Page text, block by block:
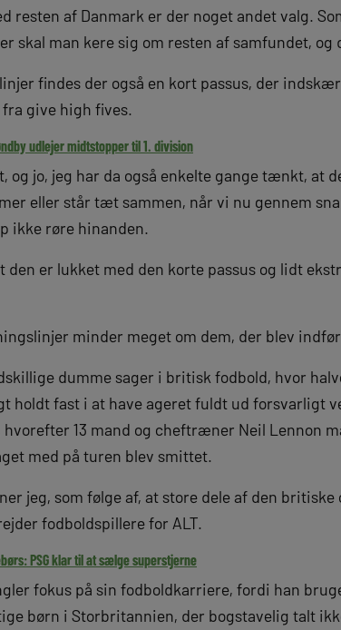
resten af Danmark er der noget andet valg.
skal man kere sig om resten af samfundet, og
findes der også en kort passus, der
give high fives.
udlejer midtstopper til 1. division
og jo, jeg har da også enkelte gange tænkt, at
eller står tæt sammen, når vi nu gennem
ikke røre hinanden.
den er lukket med den korte passus og lidt
minder meget om dem, der blev
dumme sager i britisk fodbold, hvor
holdt fast i at have ageret fuldt ud forsvarligt
13 mand og cheftræner Neil Lennon
med på turen blev smittet.
jeg, som følge af, at store dele af den
fodboldspillere for ALT.
PSG klar til at sælge superstjerne
fokus på sin fodboldkarriere, fordi han
børn i Storbritannien, der bogstavelig talt